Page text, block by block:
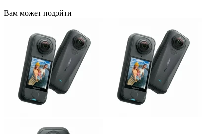
Вам может подойти